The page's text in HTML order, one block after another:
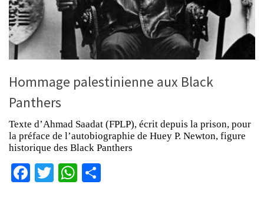
Hommage palestinienne aux Black
Panthers
Texte d’Ahmad Saadat (FPLP), écrit depuis la prison, pour
la préface de l’autobiographie de Huey P. Newton, figure
historique des Black Panthers
Facebook
TwitterWhatsApp